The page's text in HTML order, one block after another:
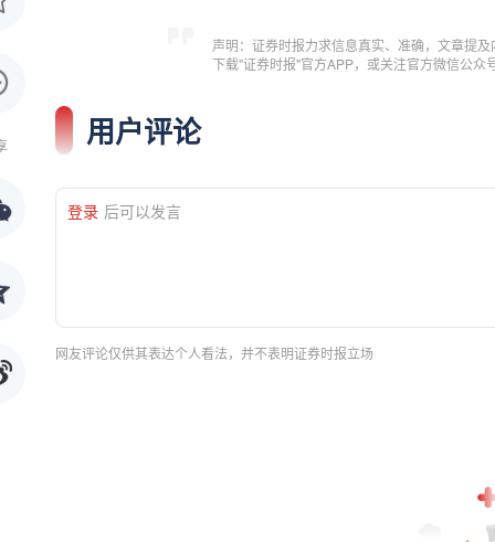
声明：证券时报力求信息真实、准确，文章提
下载"证券时报"官方APP，或关注官方微信公
用户评论
登录 后可以发言
网友评论仅供其表达个人看法，并不表明证券时报立场